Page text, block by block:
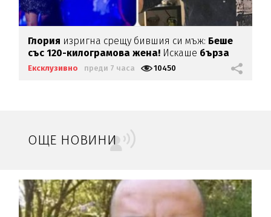
Глория изригна срещу бившия си мъж: Беше
със 120-килограмова жена! Искаше бърза
печалба...
Ексклузивно преди 7 часа 10450
ОЩЕ НОВИНИ